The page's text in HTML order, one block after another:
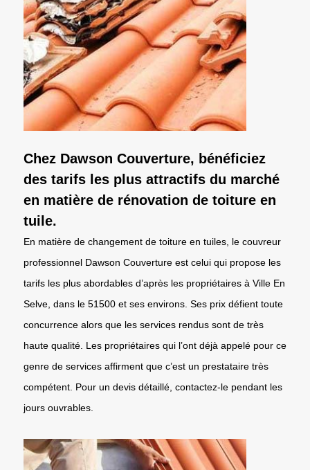
Chez Dawson Couverture, bénéficiez
des tarifs les plus attractifs du marché
en matière de rénovation de toiture en
tuile.
En matière de changement de toiture en tuiles, le couvreur
professionnel Dawson Couverture est celui qui propose les
tarifs les plus abordables d’après les propriétaires à Ville En
Selve, dans le 51500 et ses environs. Ses prix défient toute
concurrence alors que les services rendus sont de très
haute qualité. Les propriétaires qui l’ont déjà appelé pour ce
genre de services affirment que c’est un prestataire très
compétent. Pour un devis détaillé, contactez-le pendant les
jours ouvrables.